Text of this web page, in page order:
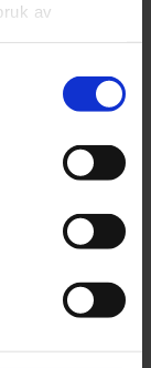
av
Meraki, fyll